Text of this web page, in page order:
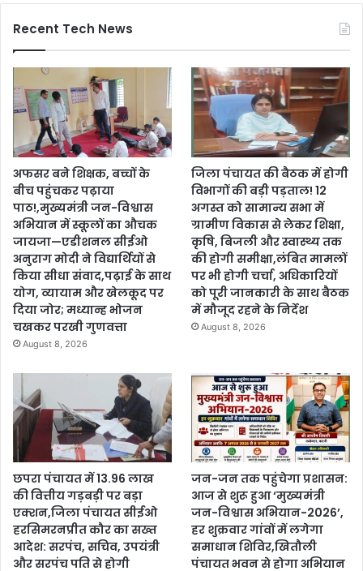
Recent Tech News
अफसर बने शिक्षक, बच्चों के
बीच पहुंचकर पढ़ाया
पाठ!,मुख्यमंत्री जन-विश्वास
अभियान में स्कूलों का औचक
जायजा—एडीशनल सीईओ
अनुराग मोदी ने विद्यार्थियों से
किया सीधा संवाद,पढ़ाई के साथ
योग, व्यायाम और खेलकूद पर
दिया जोर; मध्यान्ह भोजन
चखकर परखी गुणवत्ता
August 8, 2026
जिला पंचायत की बैठक में होगी
विभागों की बड़ी पड़ताल! 12
अगस्त को सामान्य सभा में
ग्रामीण विकास से लेकर शिक्षा,
कृषि, बिजली और स्वास्थ्य तक
की होगी समीक्षा,लंबित मामलों
पर भी होगी चर्चा, अधिकारियों
को पूरी जानकारी के साथ बैठक
में मौजूद रहने के निर्देश
August 8, 2026
छपरा पंचायत में 13.96 लाख
की वित्तीय गड़बड़ी पर बड़ा
एक्शन,जिला पंचायत सीईओ
हरसिमरनप्रीत कौर का सख्त
आदेश: सरपंच, सचिव, उपयंत्री
और सरपंच पति से होगी
जन-जन तक पहुंचेगा प्रशासन:
आज से शुरू हुआ ‘मुख्यमंत्री
जन-विश्वास अभियान-2026’,
हर शुक्रवार गांवों में लगेगा
समाधान शिविर,खितौली
पंचायत भवन से होगा अभियान